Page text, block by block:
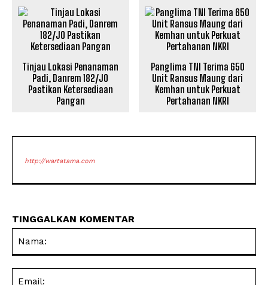
Tinjau Lokasi Penanaman
Padi, Danrem 182/JO
Pastikan Ketersediaan
Pangan
Panglima TNI Terima 650
Unit Ransus Maung dari
Kemhan untuk Perkuat
Pertahanan NKRI
http://wartatama.com
TINGGALKAN KOMENTAR